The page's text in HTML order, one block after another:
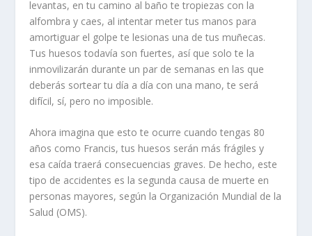
levantas, en tu camino al baño te tropiezas con la
alfombra y caes, al intentar meter tus manos para
amortiguar el golpe te lesionas una de tus muñecas.
Tus huesos todavía son fuertes, así que solo te la
inmovilizarán durante un par de semanas en las que
deberás sortear tu día a día con una mano, te será
difícil, sí, pero no imposible.
Ahora imagina que esto te ocurre cuando tengas 80
años como Francis, tus huesos serán más frágiles y
esa caída traerá consecuencias graves. De hecho, este
tipo de accidentes es la segunda causa de muerte en
personas mayores, según la Organización Mundial de la
Salud (OMS).